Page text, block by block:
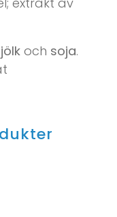
och soja.